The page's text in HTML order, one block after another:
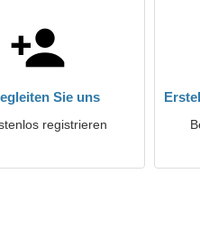
Sie uns
registrieren